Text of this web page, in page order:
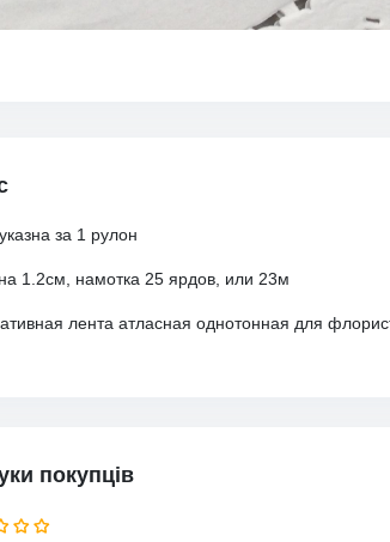
за 1 рулон
1.2см, намотка 25 ярдов, или 23м
лента атласная однотонная для
покупців